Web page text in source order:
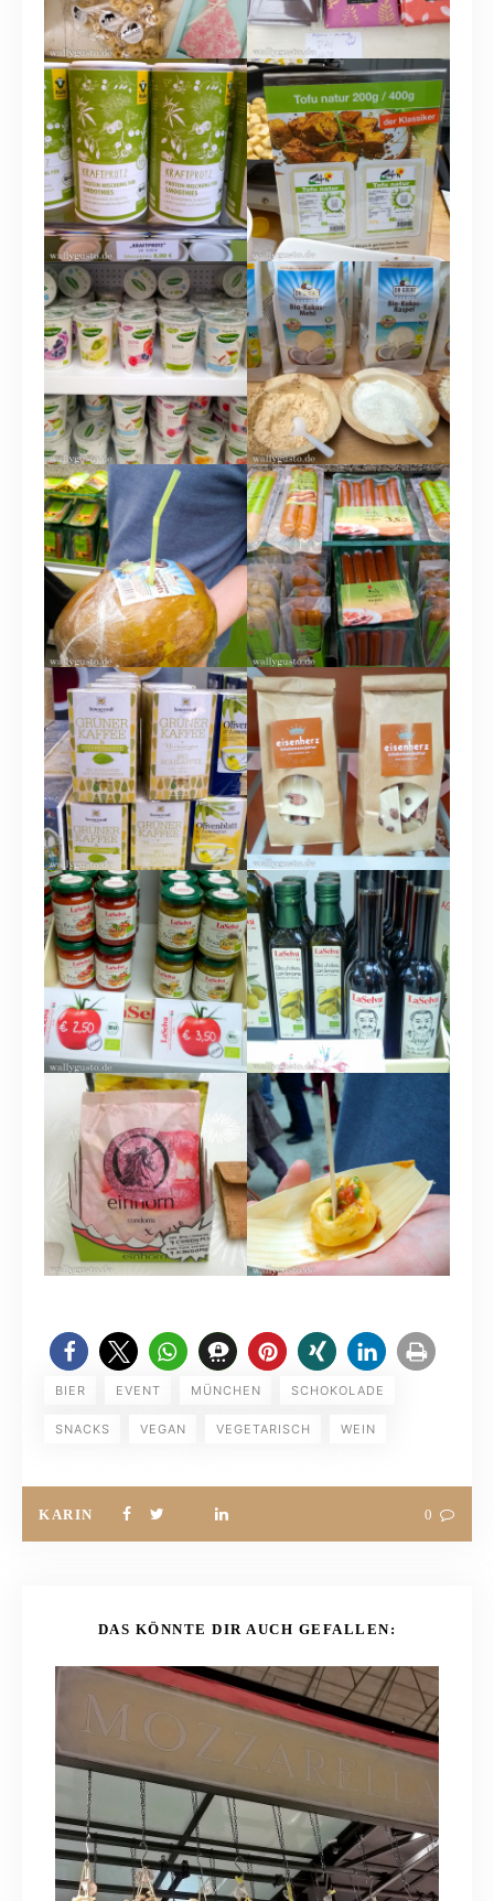
BIER EVENT MÜNCHEN SCHOKOLADE
SNACKS VEGAN VEGETARISCH WEIN
KARIN 0
DAS KÖNNTE DIR AUCH GEFALLEN: